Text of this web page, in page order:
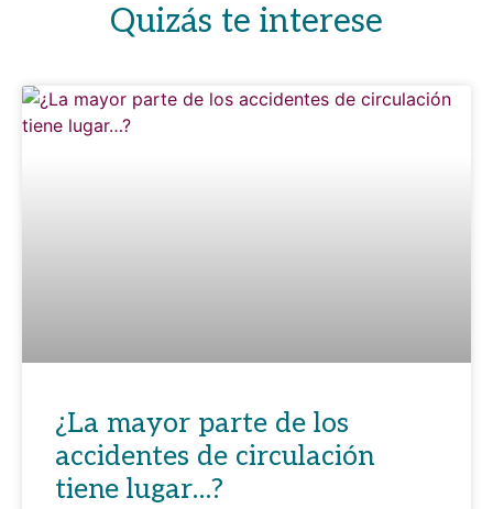
Quizás te interese
¿La mayor parte de los
accidentes de circulación
tiene lugar…?